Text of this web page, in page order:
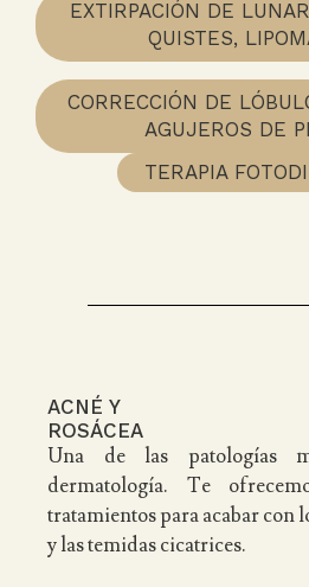
EXTIRPACIÓN DE
QUISTES,
CORRECCIÓN DE
AGUJEROS DE
TERAPIA
ACNÉ Y
ROSÁCEA
Una de las patologías
dermatología. Te
tratamientos para acabar con
y las temidas cicatrices.